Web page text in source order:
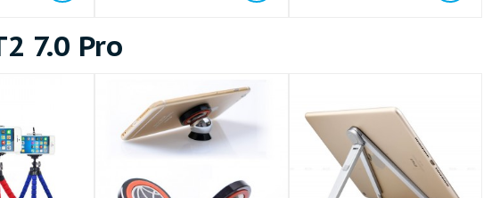
7.0 Pro